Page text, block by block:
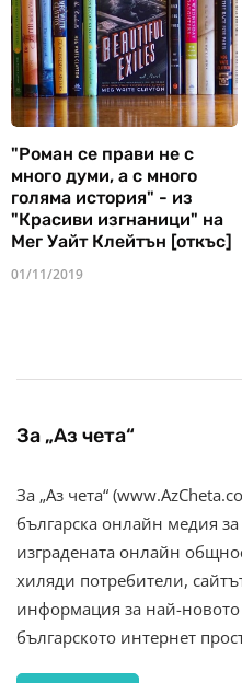
"Роман се прави не с
много думи, а с много
голяма история" - из
"Красиви изгнаници" на
Мег Уайт Клейтън [откъс]
01/11/2019
За „Аз чета“
За „Аз чета“
българска онлайн медия
изградената онлайн
хиляди потребители,
информация за най-новото
българското интернет